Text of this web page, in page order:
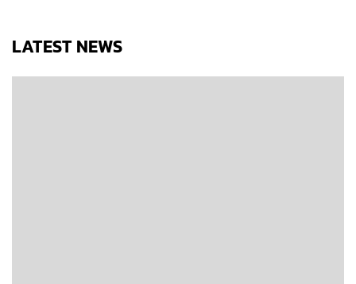
LATEST NEWS